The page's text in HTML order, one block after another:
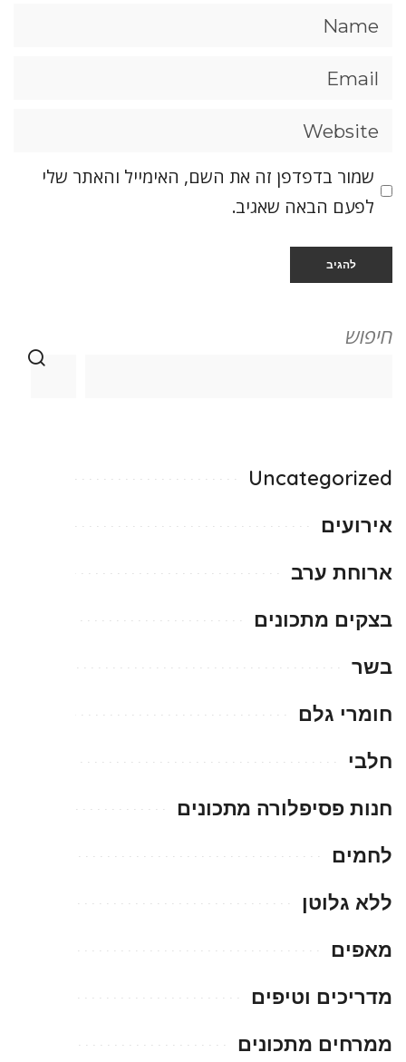
שמור בדפדפן זה את השם, האימייל והאתר שלי
לפעם הבאה שאגיב.
חיפוש
Uncategorized
אירועים
ארוחת ערב
בצקים מתכונים
בשר
חומרי גלם
חלבי
חנות פסיפלורה מתכונים
לחמים
ללא גלוטן
מאפים
מדריכים וטיפים
ממרחים מתכונים